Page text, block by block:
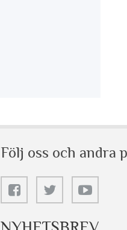
Följ oss och andra